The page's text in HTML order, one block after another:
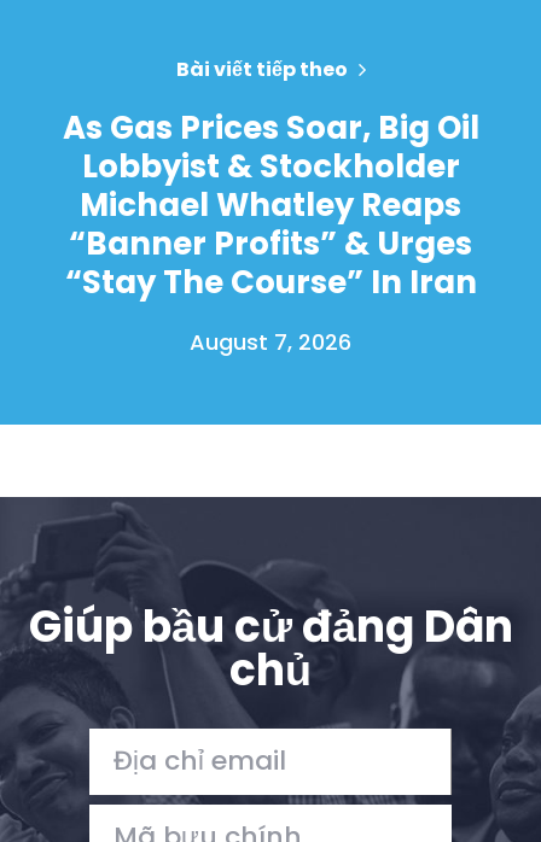
Trang chủ
Take Back the Courts
Nhấn
Bữa tiệc của bạn
Hoạt động
Vote
Quyên tặng
Bài viết tiếp theo
As Gas Prices Soar, Big Oil
Lobbyist & Stockholder
Michael Whatley Reaps
“Banner Profits” & Urges
“Stay The Course” In Iran
August 7, 2026
Giúp bầu cử đảng Dân
chủ